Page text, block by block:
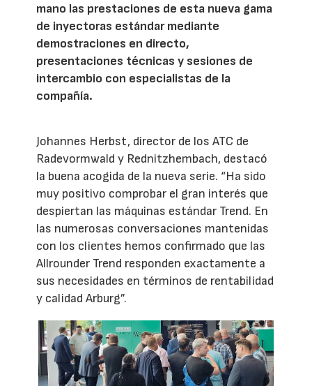
mano las prestaciones de esta nueva gama
de inyectoras estándar mediante
demostraciones en directo,
presentaciones técnicas y sesiones de
intercambio con especialistas de la
compañía.
Johannes Herbst, director de los ATC de
Radevormwald y Rednitzhembach, destacó
la buena acogida de la nueva serie. “Ha sido
muy positivo comprobar el gran interés que
despiertan las máquinas estándar Trend. En
las numerosas conversaciones mantenidas
con los clientes hemos confirmado que las
Allrounder Trend responden exactamente a
sus necesidades en términos de rentabilidad
y calidad Arburg”.